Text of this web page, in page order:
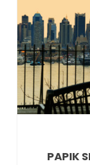
PAPIK